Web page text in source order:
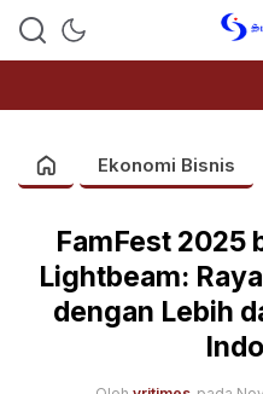
Ekonomi Bisnis
FamFest 2025
Lightbeam:
dengan Lebih